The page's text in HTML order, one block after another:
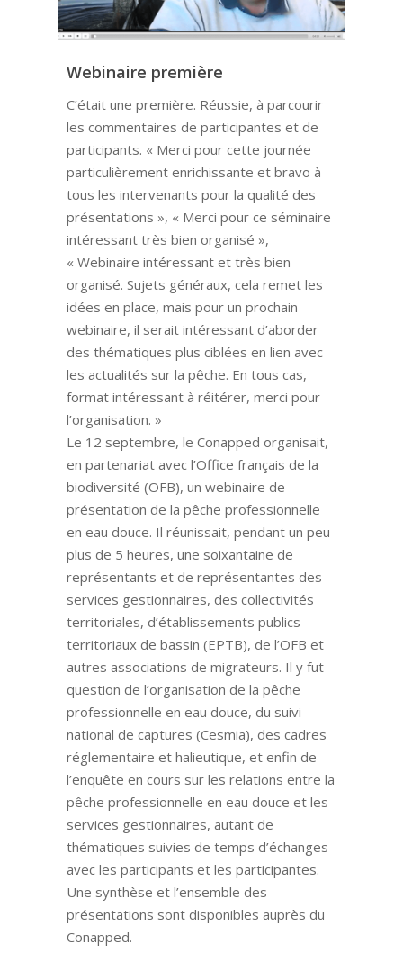
Webinaire première
C’était une première. Réussie, à parcourir
les commentaires de participantes et de
participants. « Merci pour cette journée
particulièrement enrichissante et bravo à
tous les intervenants pour la qualité des
présentations », « Merci pour ce séminaire
intéressant très bien organisé »,
« Webinaire intéressant et très bien
organisé. Sujets généraux, cela remet les
idées en place, mais pour un prochain
webinaire, il serait intéressant d’aborder
des thématiques plus ciblées en lien avec
les actualités sur la pêche. En tous cas,
format intéressant à réitérer, merci pour
l’organisation. »
Le 12 septembre, le Conapped organisait,
en partenariat avec l’Office français de la
biodiversité (OFB), un webinaire de
présentation de la pêche professionnelle
en eau douce. Il réunissait, pendant un peu
plus de 5 heures, une soixantaine de
représentants et de représentantes des
services gestionnaires, des collectivités
territoriales, d’établissements publics
territoriaux de bassin (EPTB), de l’OFB et
autres associations de migrateurs. Il y fut
question de l’organisation de la pêche
professionnelle en eau douce, du suivi
national de captures (Cesmia), des cadres
réglementaire et halieutique, et enfin de
l’enquête en cours sur les relations entre la
pêche professionnelle en eau douce et les
services gestionnaires, autant de
thématiques suivies de temps d’échanges
avec les participants et les participantes.
Une synthèse et l’ensemble des
présentations sont disponibles auprès du
Conapped.